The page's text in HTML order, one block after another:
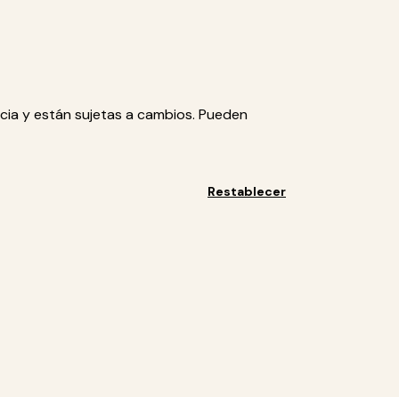
y están sujetas a cambios. Pueden
Restablecer